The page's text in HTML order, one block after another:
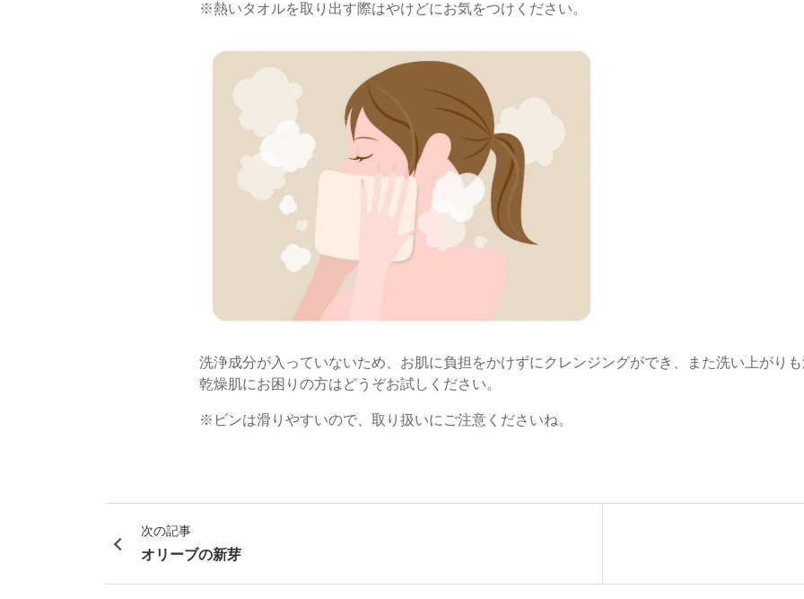
※熱いタオルを取り出す際はやけどにお気をつけください。
洗浄成分が入っていないため、お肌に負担をかけずにクレンジングができ、また洗い上がりも
乾燥肌にお困りの方はどうぞお試しください。
※ビンは滑りやすいので、取り扱いにご注意くださいね。
次の記事
オリーブの新芽